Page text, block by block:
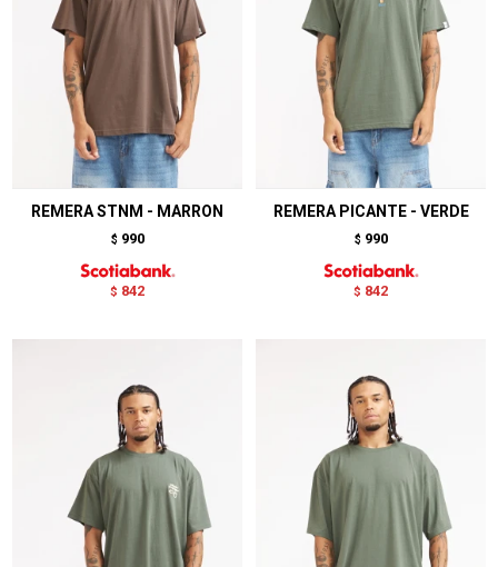
REMERA STNM - MARRON
$ 990
$ 842
REMERA PICANTE - VERDE
$ 990
$ 842